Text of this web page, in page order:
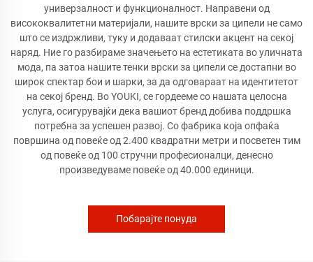
универзалност и функционалност. Направени од
висококвалитетни материјали, нашите врски за ципели не само
што се издржливи, туку и додаваат стилски акцент на секој
наряд. Ние го разбираме значењето на естетиката во уличната
мода, па затоа нашите тенки врски за ципели се достапни во
широк спектар бои и шарки, за да одговараат на идентитетот
на секој бренд. Во YOUKI, се гордееме со нашата целосна
услуга, осигурувајќи дека вашиот бренд добива поддршка
потребна за успешен развој. Со фабрика која опфаќа
површина од повеќе од 2.400 квадратни метри и посветен тим
од повеќе од 100 стручни професионалци, денесно
произведуваме повеќе од 40.000 единици.
Побарајте понуда